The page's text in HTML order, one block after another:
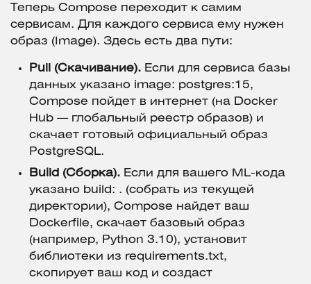
Теперь Compose переходит к самим
сервисам. Для каждого сервиса ему нужен
образ (Image). Здесь есть два пути:
Pull (Скачивание). Если для сервиса базы
данных указано image: postgres:15,
Compose пойдет в интернет (на Docker
Hub — глобальный реестр образов) и
скачает готовый официальный образ
PostgreSQL.
Build (Сборка). Если для вашего ML-кода
указано build: . (собрать из текущей
директории), Compose найдет ваш
Dockerfile, скачает базовый образ
(например, Python 3.10), установит
библиотеки из requirements.txt,
скопирует ваш код и создаст